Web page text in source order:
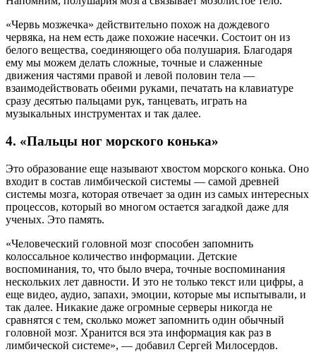
«Червь мозжечка» действительно похож на дождевого
червяка, на нем есть даже похожие насечки. Состоит он из
белого вещества, соединяющего оба полушария. Благодаря
ему мы можем делать сложные, точные и слаженные
движения частями правой и левой половин тела —
взаимодействовать обеими руками, печатать на клавиатуре
сразу десятью пальцами рук, танцевать, играть на
музыкальных инструментах и так далее.
4. «Пальцы ног морского конька»
Это образование еще называют хвостом морского конька. Оно
входит в состав лимбической системы — самой древней
системы мозга, которая отвечает за один из самых интересных
процессов, который во многом остается загадкой даже для
ученых. Это память.
«Человеческий головной мозг способен запомнить
колоссальное количество информации. Детские
воспоминания, то, что было вчера, точные воспоминания
нескольких лет давности. И это не только текст или цифры, а
еще видео, аудио, запахи, эмоции, которые мы испытывали, и
так далее. Никакие даже огромные серверы никогда не
сравнятся с тем, сколько может запомнить один обычный
головной мозг. Хранится вся эта информация как раз в
лимбической системе», — добавил Сергей Милосердов.